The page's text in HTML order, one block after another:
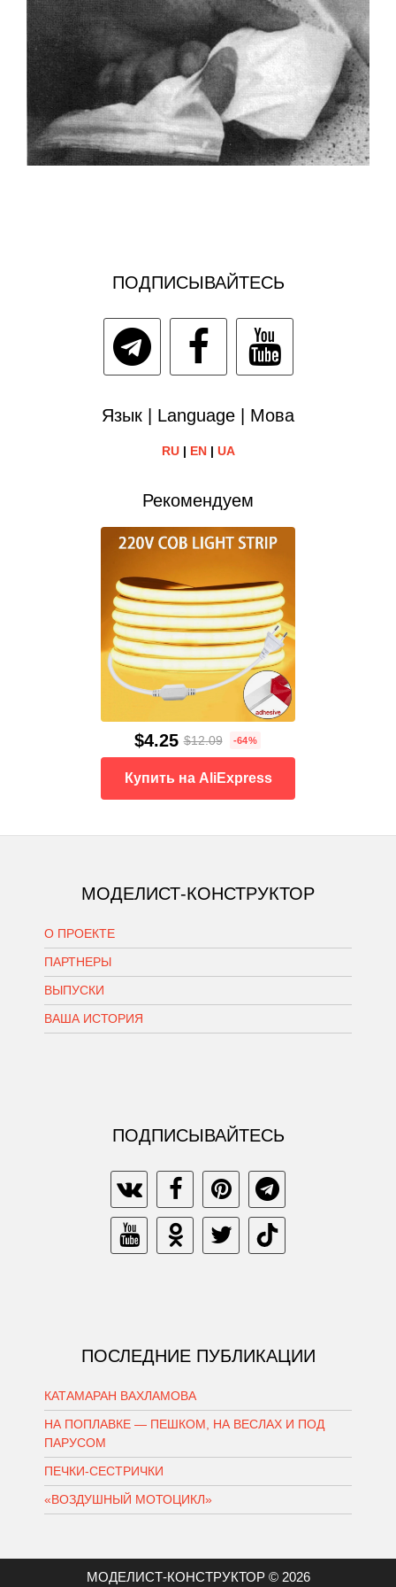
ПОДПИСЫВАЙТЕСЬ
Язык | Language | Мова
RU| EN| UA
Рекомендуем
$4.25 $12.09 -64%
Купить на AliExpress
МОДЕЛИСТ-КОНСТРУКТОР
О ПРОЕКТЕ
ПАРТНЕРЫ
ВЫПУСКИ
ВАША ИСТОРИЯ
ПОДПИСЫВАЙТЕСЬ
ПОСЛЕДНИЕ ПУБЛИКАЦИИ
КАТАМАРАН ВАХЛАМОВА
НА ПОПЛАВКЕ — ПЕШКОМ, НА ВЕСЛАХ И ПОД
ПАРУСОМ
ПЕЧКИ-СЕСТРИЧКИ
«ВОЗДУШНЫЙ МОТОЦИКЛ»
МОДЕЛИСТ-КОНСТРУКТОР © 2026